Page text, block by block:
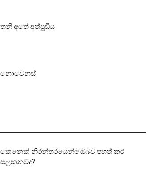
තනි අතේ අත්පුඩිය
නොවෙනස්
කෙනෙක් නිරන්තරයෙන්ම ඔබව පහත් කර
සලකනවද?